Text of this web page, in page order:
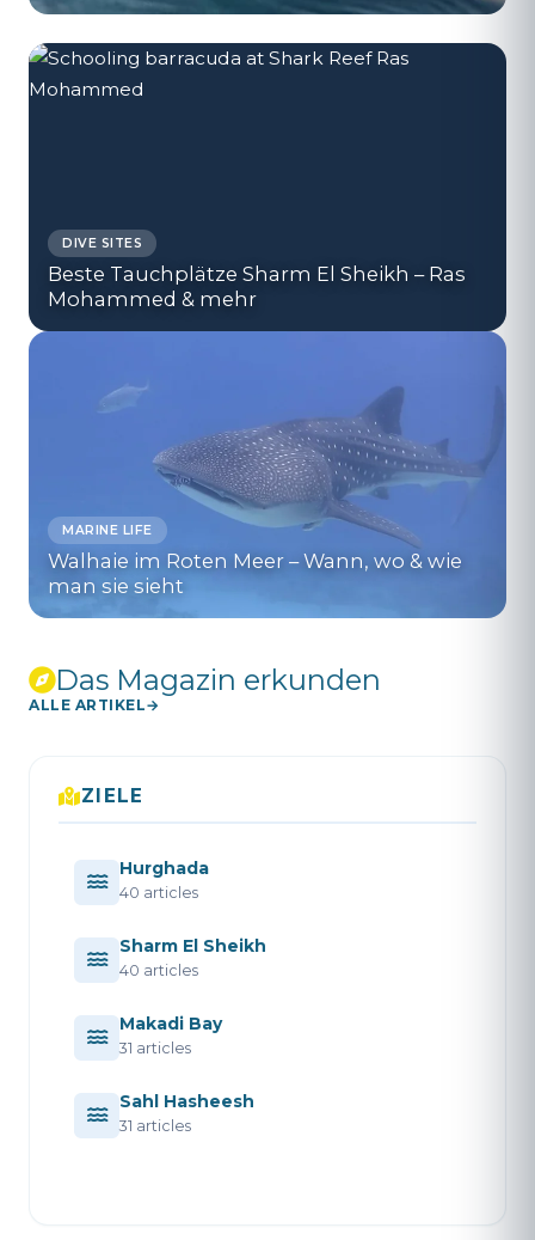
DIVE SITES
Beste Tauchplätze Sharm El Sheikh – Ras
Mohammed & mehr
MARINE LIFE
Walhaie im Roten Meer – Wann, wo & wie
man sie sieht
Das Magazin erkunden
ALLE ARTIKEL
ZIELE
Hurghada
40 articles
Sharm El Sheikh
40 articles
Makadi Bay
31 articles
Sahl Hasheesh
31 articles